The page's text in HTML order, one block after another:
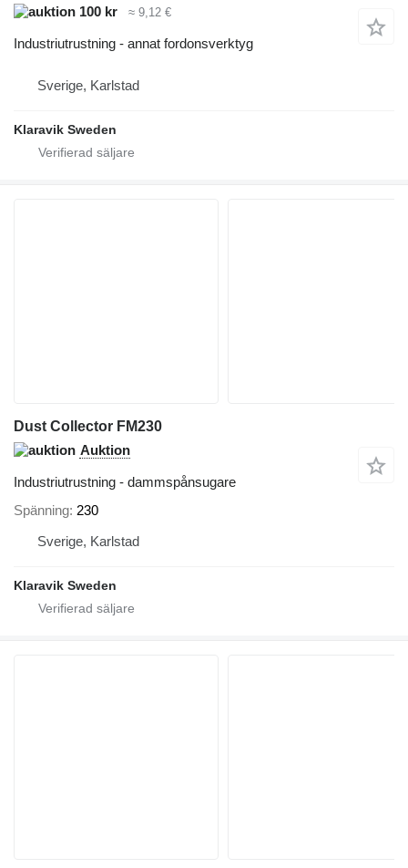
100 kr ≈ 9,12 €
Industriutrustning - annat fordonsverktyg
Sverige, Karlstad
Klaravik Sweden
Dust Collector FM230
Auktion
Industriutrustning - dammspånsugare
Spänning 230
Sverige, Karlstad
Klaravik Sweden